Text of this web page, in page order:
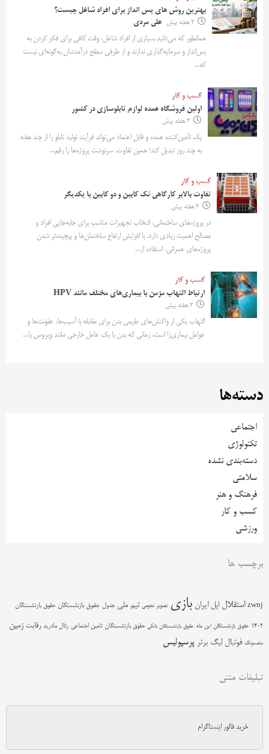
بهترین روش‌ های پس‌ انداز برای افراد شاغل چیست؟
2 هفته پیش
علی مردی
همانطور که می‌دانید بسیاری از افراد شاغل، وقت کافی برای فکر کردن به
پس‌انداز و سرمایه‌گذاری ندارند و از طرفی سطح درآمدشان به‌گونه‌ای نیست
که...
کسب و کار
اولین فروشگاه عمده لوازم تابلوسازی در کشور
2 هفته پیش
یک تأمین‌کننده عمده و قابل اعتماد می‌تواند فرآیند تولید تابلو را از چند هفته
به چند روز تبدیل کند؛ همین تفاوت، سرنوشت پروژه‌ها را رقم...
کسب و کار
تفاوت بالابر کارگاهی تک کابین و دو کابین با یکدیگر
2 هفته پیش
در پروژه‌های ساختمانی، انتخاب تجهیزات مناسب برای جابه‌جایی افراد و
مصالح اهمیت زیادی دارد. با افزایش ارتفاع ساختمان‌ها و پیچیده‌تر شدن
پروژه‌های عمرانی، استفاده از...
کسب و کار
ارتباط التهاب مزمن با بیماری‌های مختلف مانند HPV
2 هفته پیش
التهاب یکی از واکنش‌های طبیعی بدن برای مقابله با آسیب‌ها، عفونت‌ها و
عوامل بیماری‌زا است. زمانی که بدن با یک عامل خارجی مانند ویروس یا...
دسته‌ها
اجتماعی
تکنولوژی
دسته‌بندی نشده
سلامتی
فرهنگ و هنر
کسب و کار
ورزشی
برچسب ها
zwnj استقلال اپل ایران بازی تصویر نجومی تیم ملی جدول حقوق بازنشستگان حقوق بازنشستگان
1402 حقوق بازنشستگان این ماه حقوق بازنشستگان بانکی حقوق بازنشستگان تامین اجتماعی رئال مادرید رقابت زمین
سامسونگ فوتبال لیگ برتر پرسپولیس
تبلیغات متنی
خرید فالور اینستاگرام